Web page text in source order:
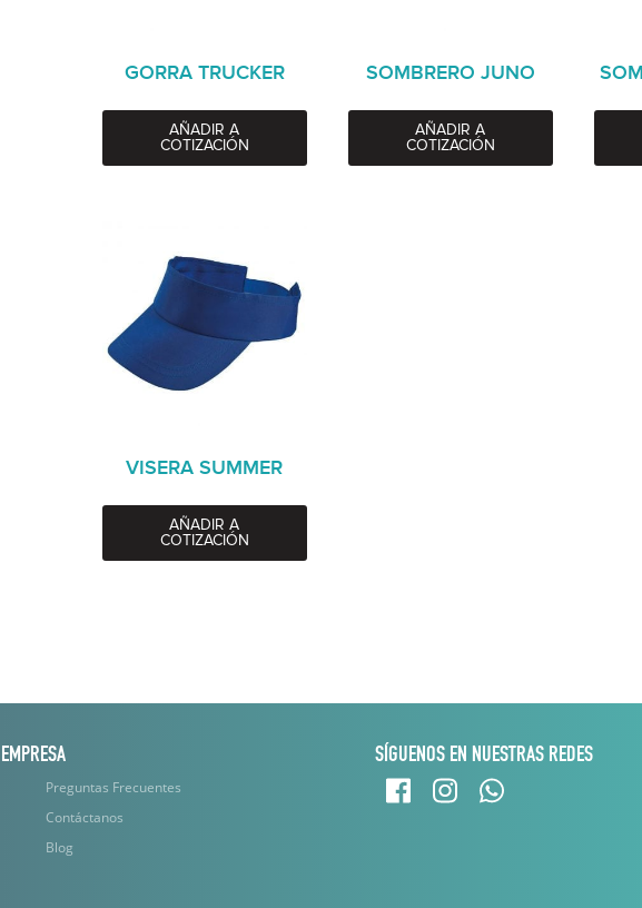
GORRA TRUCKER
AÑADIR A
COTIZACIÓN
SOMBRERO JUNO
AÑADIR A
COTIZACIÓN
VISERA SUMMER
AÑADIR A
COTIZACIÓN
EMPRESA
Preguntas Frecuentes
Contáctanos
Blog
SÍGUENOS EN NUESTRAS REDES